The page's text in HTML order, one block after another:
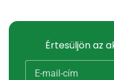
Értesüljön az
E-mail-cím